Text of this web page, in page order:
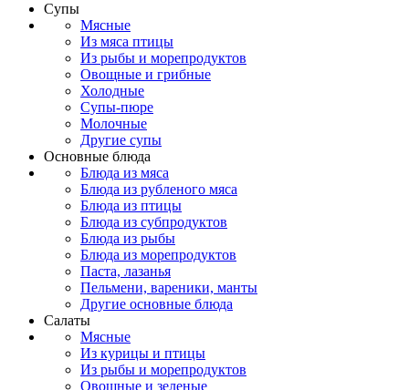
Супы
Мясные
Из мяса птицы
Из рыбы и морепродуктов
Овощные и грибные
Холодные
Супы-пюре
Молочные
Другие супы
Основные блюда
Блюда из мяса
Блюда из рубленого мяса
Блюда из птицы
Блюда из субпродуктов
Блюда из рыбы
Блюда из морепродуктов
Паста, лазанья
Пельмени, вареники, манты
Другие основные блюда
Салаты
Мясные
Из курицы и птицы
Из рыбы и морепродуктов
Овощные и зеленые